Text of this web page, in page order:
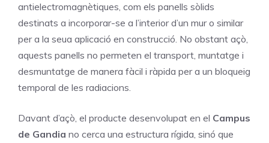
antielectromagnètiques, com els panells sòlids
destinats a incorporar-se a l’interior d’un mur o similar
per a la seua aplicació en construcció. No obstant açò,
aquests panells no permeten el transport, muntatge i
desmuntatge de manera fàcil i ràpida per a un bloqueig
temporal de les radiacions.
Davant d’açò, el producte desenvolupat en el Campus
de Gandia no cerca una estructura rígida, sinó que